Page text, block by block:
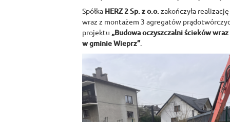
Spółka HERZ 2 Sp. z o.o.zakończyła
wraz z montażem 3 agregatów
projektu „Budowa oczyszczalni ścieków
w gminie Wieprz”.